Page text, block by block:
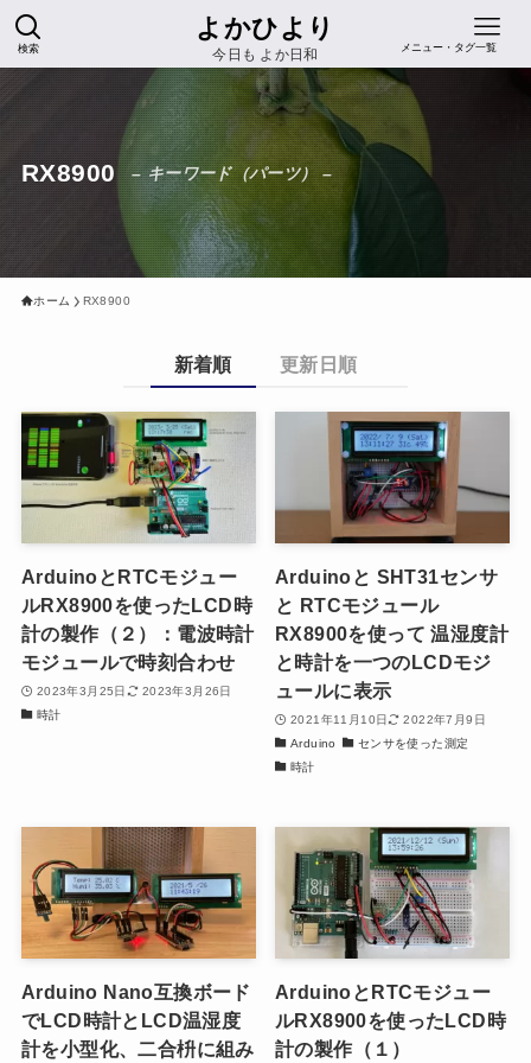
よかひより
今日も よか日和
検索 メニュー・タグ一覧
RX8900 – キーワード（パーツ） –
ホーム RX8900
新着順 更新日順
ArduinoとRTCモジュー
ルRX8900を使ったLCD時
計の製作（２）：電波時計
モジュールで時刻合わせ
2023年3月25日
2023年3月26日
時計
Arduinoと SHT31センサ
と RTCモジュール
RX8900を使って 温湿度計
と時計を一つのLCDモジ
ュールに表示
2021年11月10日
2022年7月9日
Arduino
センサを使った測定
時計
Arduino Nano互換ボード
でLCD時計とLCD温湿度
計を小型化、二合枡に組み
ArduinoとRTCモジュー
ルRX8900を使ったLCD時
計の製作（１）